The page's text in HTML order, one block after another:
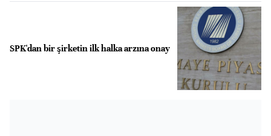
SPK'dan bir şirketin ilk halka arzına onay